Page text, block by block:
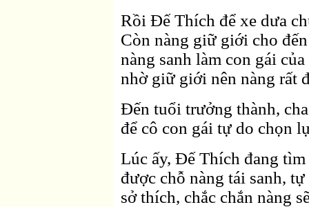
Rồi Ðế Thích để xe dưa
Còn nàng giữ giới cho
nàng sanh làm con gái
nhờ giữ giới nên nàng rất
Ðến tuổi trưởng thành,
để cô con gái tự do chọn
Lúc ấy, Ðế Thích đang
được chỗ nàng tái sanh,
sở thích, chắc chắn nàng